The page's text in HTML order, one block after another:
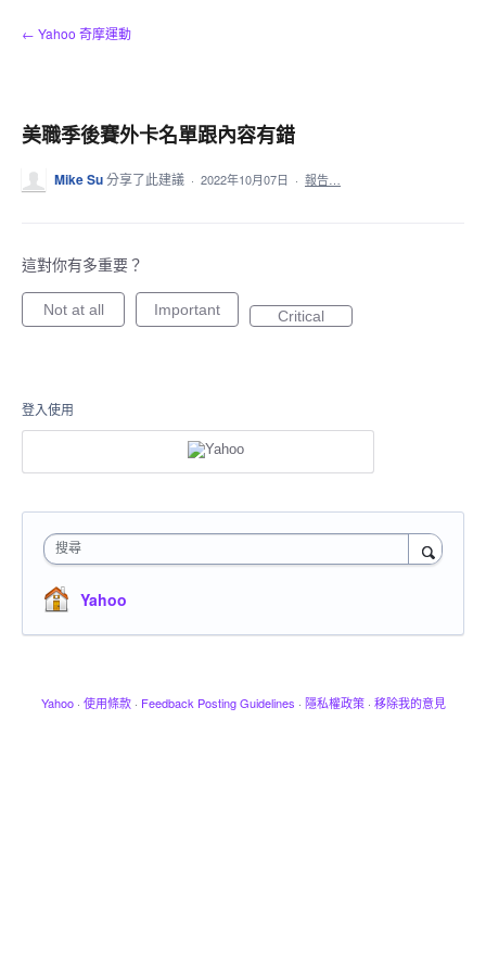
到
← Yahoo 奇摩運動
美職季後賽外卡名單跟內容有錯
Mike Su分享了此建議 · 2022年10月07日 · 報告…
這對你有多重要？
Not at all Important Critical
登入使用
搜尋
Yahoo
Yahoo · 使用條款 · Feedback Posting Guidelines · 隱私權政策 · 移除我的意見